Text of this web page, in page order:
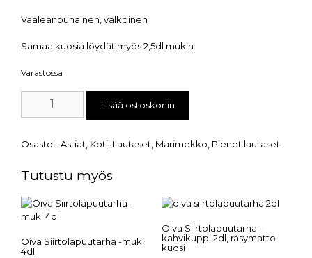
Vaaleanpunainen, valkoinen
Samaa kuosia löydät myös 2,5dl mukin.
Varastossa
Lisää ostoskoriin
Osastot: Astiat Koti Lautaset Marimekko Pienet lautaset
Tutustu myös
Oiva Siirtolapuutarha -muki
4dl
Oiva Siirtolapuutarha -
kahvikuppi 2dl, räsymatto
kuosi